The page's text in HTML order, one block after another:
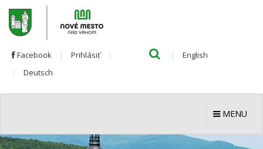
Facebook Prihlásiť English
Deutsch
MENU